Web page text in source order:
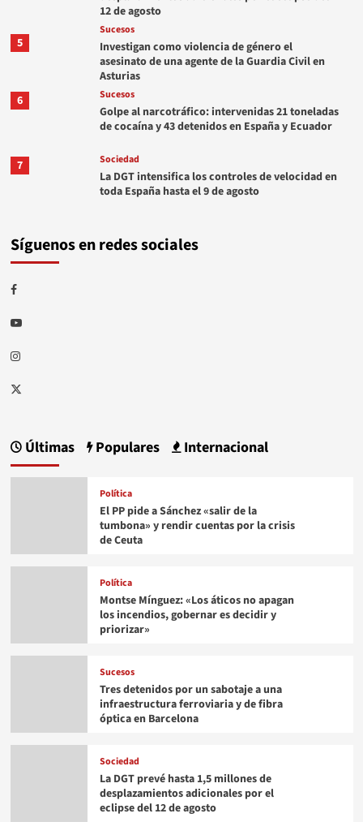
12 de agosto
5
Sucesos
Investigan como violencia de género el
asesinato de una agente de la Guardia Civil en
Asturias
6
Sucesos
Golpe al narcotráfico: intervenidas 21 toneladas
de cocaína y 43 detenidos en España y Ecuador
7 Sociedad
La DGT intensifica los controles de velocidad en
toda España hasta el 9 de agosto
Síguenos en redes sociales
Facebook
Youtube
Instagram
Twitter
Últimas Populares Internacional
Política
El PP pide a Sánchez «salir de la
tumbona» y rendir cuentas por la crisis
de Ceuta
Política
Montse Mínguez: «Los áticos no apagan
los incendios, gobernar es decidir y
priorizar»
Sucesos
Tres detenidos por un sabotaje a una
infraestructura ferroviaria y de fibra
óptica en Barcelona
Sociedad
La DGT prevé hasta 1,5 millones de
desplazamientos adicionales por el
eclipse del 12 de agosto